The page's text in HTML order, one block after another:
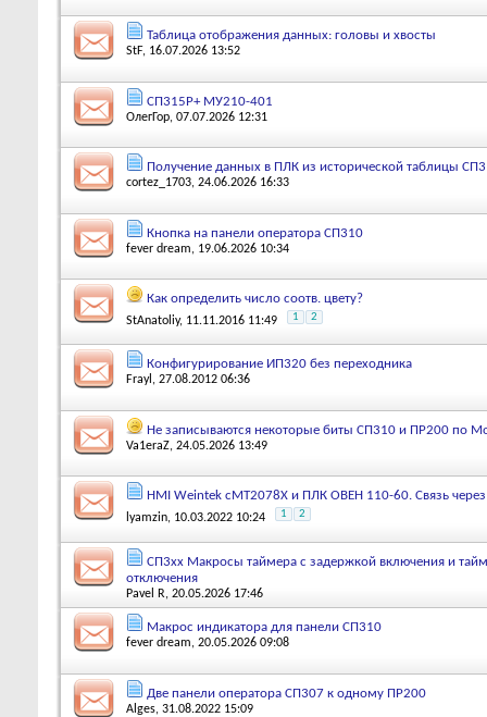
Таблица отображения данных: головы и хвосты
StF, 16.07.2026 13:52
СП315Р+ МУ210-401
ОлегГор, 07.07.2026 12:31
Получение данных в ПЛК из исторической таблицы
cortez_1703, 24.06.2026 16:33
Кнопка на панели оператора СП310
fever dream, 19.06.2026 10:34
Как определить число соотв. цвету?
StAnatoliy, 11.11.2016 11:49 1 2
Конфигурирование ИП320 без переходника
Frayl, 27.08.2012 06:36
Не записываются некоторые биты СП310 и ПР200 по
Va1eraZ, 24.05.2026 13:49
HMI Weintek cMT2078X и ПЛК ОВЕН 110-60. Связь
lyamzin, 10.03.2022 10:24 1 2
СП3хх Макросы таймера с задержкой включения и
отключения
Pavel R, 20.05.2026 17:46
Макрос индикатора для панели СП310
fever dream, 20.05.2026 09:08
Две панели оператора СП307 к одному ПР200
Alges, 31.08.2022 15:09